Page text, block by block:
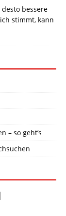
bessere
stimmt, kann
– so geht’s